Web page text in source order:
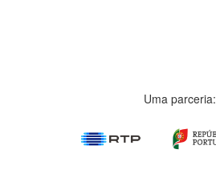
Uma parceria: